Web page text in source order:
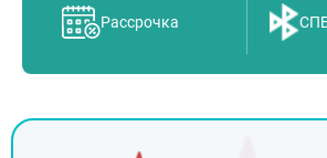
Рассрочка